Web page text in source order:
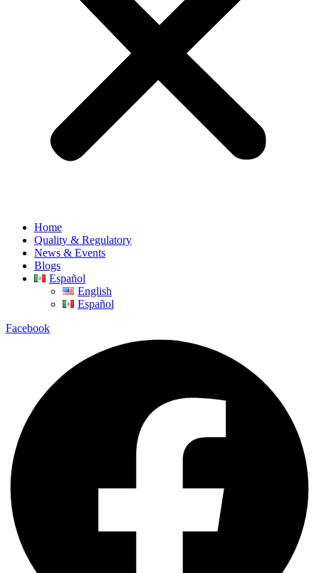
Home
Quality & Regulatory
News & Events
Blogs
Español
English
Español
Facebook